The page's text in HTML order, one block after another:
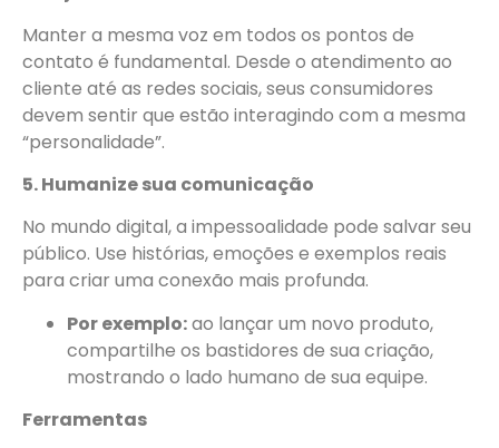
Manter a mesma voz em todos os pontos de
contato é fundamental. Desde o atendimento ao
cliente até as redes sociais, seus consumidores
devem sentir que estão interagindo com a mesma
“personalidade”.
5. Humanize sua comunicação
No mundo digital, a impessoalidade pode salvar seu
público. Use histórias, emoções e exemplos reais
para criar uma conexão mais profunda.
Por exemplo:ao lançar um novo produto,
compartilhe os bastidores de sua criação,
mostrando o lado humano de sua equipe.
Ferramentas